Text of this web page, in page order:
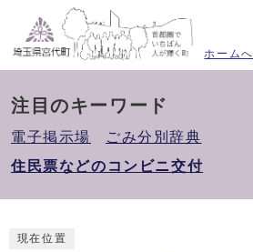
ホームへ
注目のキーワード
電子掲示場
ごみ分別辞典
住民票などのコンビニ交付
現在位置